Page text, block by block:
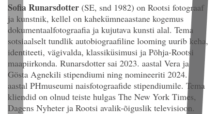
Sofia Runarsdotter (SE, snd 1982) on Rootsi fotograaf
ja kunstnik, kellel on kahekümneaastane kogemus
dokumentaalfotograafia ja kujutava kunsti alal. Tema
sotsiaalselt tundlik autobiograafiline looming uurib keha,
identiteeti, vägivalda, klassiküsimusi ja Põhja-Rootsi
maapiirkonda. Runarsdotter sai 2023. aastal Vera ja
Gösta Agnekili stipendiumi ning nomineeriti 2024.
aastal PHmuseumi naisfotograafide stipendiumile. Tema
kliendid on olnud teiste hulgas The New York Times,
Dagens Nyheter ja Rootsi avalik-õiguslik televisioon.